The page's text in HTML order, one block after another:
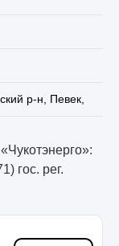
р-н, Певек,
гос. рег.